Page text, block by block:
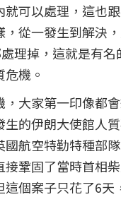
就可以處理，這也
，從一發生到解決
理掉，這就是有名
機。
，大家第一印像都
生的伊朗大使館人
航空特勤特種部
接鞏固了當時首相
這個案子只花了6天